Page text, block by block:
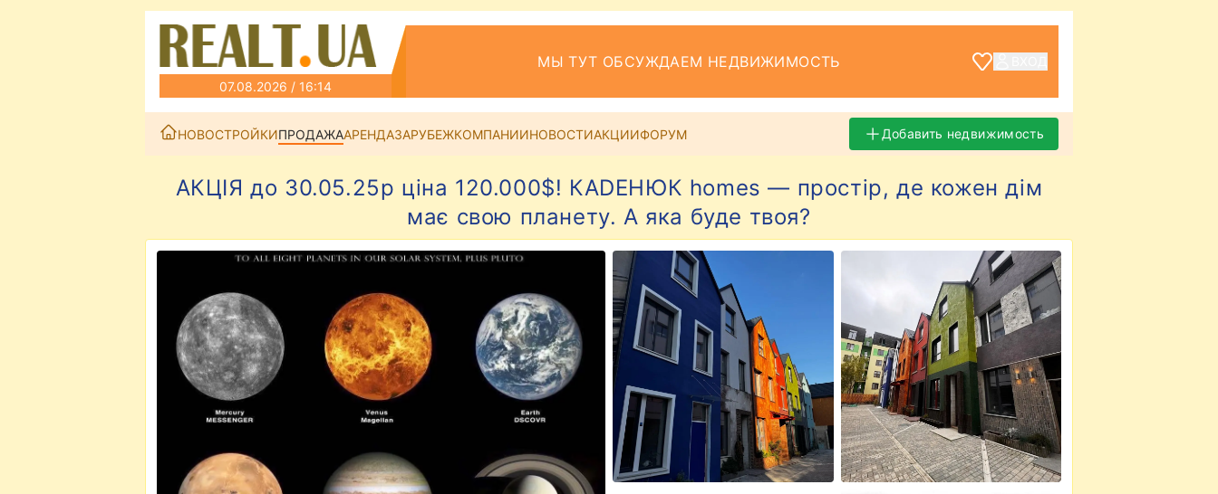
07.08.2026 / 16:14
МЫ ТУТ ОБСУЖДАЕМ НЕДВИЖИМОСТЬ
НОВОСТРОЙКИПРОДАЖААРЕНДАЗАРУБЕЖКОМПАНИИНОВОСТИАКЦИИФОРУМ Добавить недвижимость
АКЦІЯ до 30.05.25р ціна 120.000$! КАDЕНЮК homes — простір, де кожен дім
має свою планету. А яка буде твоя?